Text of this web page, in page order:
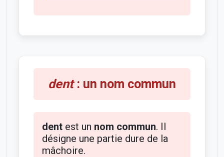
dent: un nom commun
dentest un nom commun. Il
désigne une partie dure de la
mâchoire.